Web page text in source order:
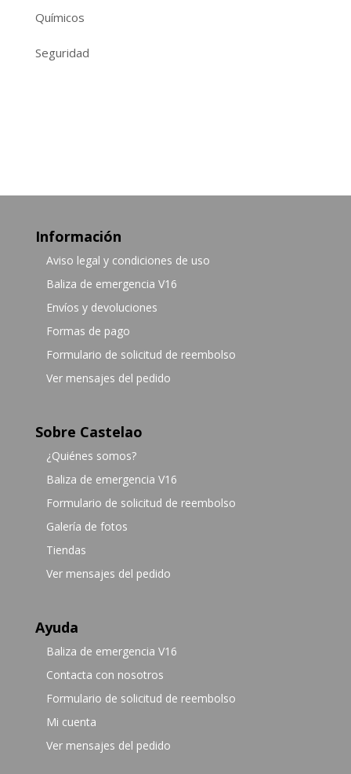
Químicos
Seguridad
Información
Aviso legal y condiciones de uso
Baliza de emergencia V16
Envíos y devoluciones
Formas de pago
Formulario de solicitud de reembolso
Ver mensajes del pedido
Sobre Castelao
¿Quiénes somos?
Baliza de emergencia V16
Formulario de solicitud de reembolso
Galería de fotos
Tiendas
Ver mensajes del pedido
Ayuda
Baliza de emergencia V16
Contacta con nosotros
Formulario de solicitud de reembolso
Mi cuenta
Ver mensajes del pedido